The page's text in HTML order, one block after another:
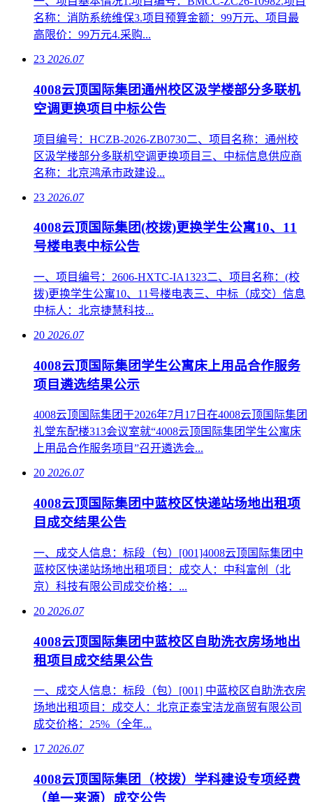
名称：消防系统维保3.项目预算金额：99万元、项目最
高限价：99万元4.采购...
23 2026.07
4008云顶国际集团通州校区汲学楼部分多联机
空调更换项目中标公告
项目编号：HCZB-2026-ZB0730二、项目名称：通州校
区汲学楼部分多联机空调更换项目三、中标信息供应商
名称：北京鸿承市政建设...
23 2026.07
4008云顶国际集团(校拨)更换学生公寓10、11
号楼电表中标公告
一、项目编号：2606-HXTC-IA1323二、项目名称：(校
拨)更换学生公寓10、11号楼电表三、中标（成交）信息
中标人：北京捷慧科技...
20 2026.07
4008云顶国际集团学生公寓床上用品合作服务
项目遴选结果公示
4008云顶国际集团于2026年7月17日在4008云顶国际集团
礼堂东配楼313会议室就“4008云顶国际集团学生公寓床
上用品合作服务项目”召开遴选会...
20 2026.07
4008云顶国际集团中蓝校区快递站场地出租项
目成交结果公告
一、成交人信息：标段（包）[001]4008云顶国际集团中
蓝校区快递站场地出租项目：成交人：中科富创（北
京）科技有限公司成交价格：...
20 2026.07
4008云顶国际集团中蓝校区自助洗衣房场地出
租项目成交结果公告
一、成交人信息：标段（包）[001] 中蓝校区自助洗衣房
场地出租项目：成交人：北京正泰宝洁龙商贸有限公司
成交价格：25%（全年...
17 2026.07
4008云顶国际集团（校拨）学科建设专项经费
（单一来源）成交公告